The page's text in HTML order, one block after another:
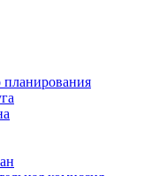
планирования